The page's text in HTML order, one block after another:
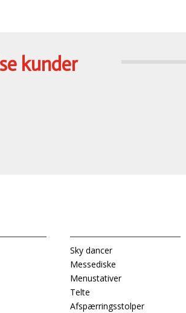
kunder
Sky dancer
Messediske
Menustativer
Telte
Afspærringsstolper